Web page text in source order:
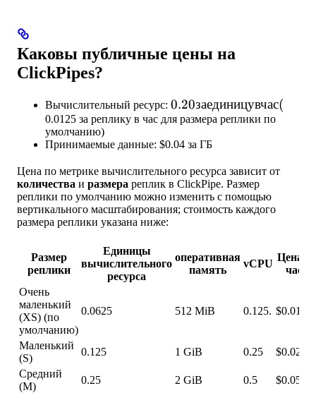
Каковы публичные цены на
ClickPipes?
Вычислительный ресурс: 0.20 за
единицу
в час (
0.20заединицувчас(
0.0125 за реплику в час для размера реплики по
умолчанию)
Принимаемые данные: $0.04 за ГБ
Цена по метрике вычислительного ресурса зависит от
количества и размера реплик в ClickPipe. Размер
реплики по умолчанию можно изменить с помощью
вертикального масштабирования; стоимость каждого
размера реплики указана ниже:
Размер
реплики
Единицы
вычислительного
ресурса
оперативная
память
vCPU
Цена в
час
Очень
маленький
(XS) (по
умолчанию)
0.0625 512 MiB 0.125. $0.0125
Маленький
(S)
0.125 1 GiB 0.25
$0.025
Средний
(M)
0.25 2 GiB 0.5
$0.05